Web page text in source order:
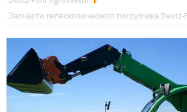
Запчасти телескопического погрузчика